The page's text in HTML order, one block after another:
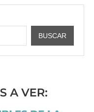
BUSCAR